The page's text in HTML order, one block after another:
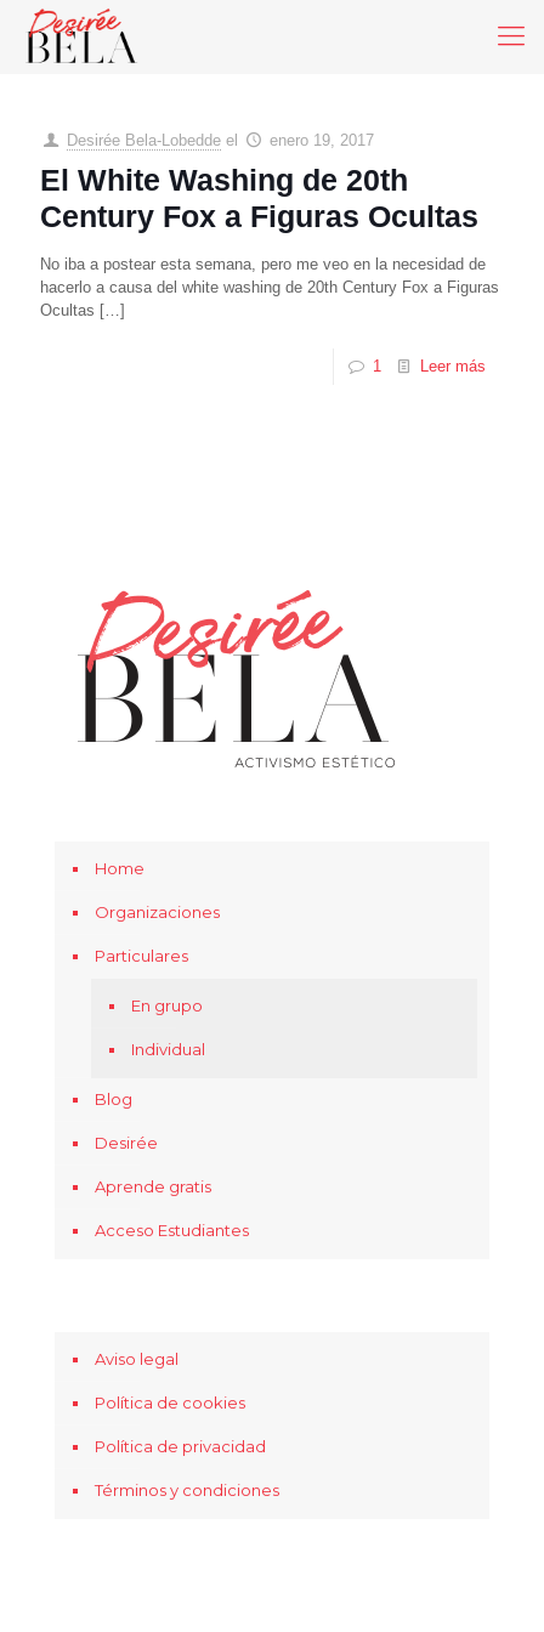
Desirée Bela-Lobedde el enero 19, 2017
El White Washing de 20th
Century Fox a Figuras Ocultas
No iba a postear esta semana, pero me veo en la necesidad de
hacerlo a causa del white washing de 20th Century Fox a Figuras
Ocultas […]
1 Leer más
Home
Organizaciones
Particulares
En grupo
Individual
Blog
Desirée
Aprende gratis
Acceso Estudiantes
Aviso legal
Política de cookies
Política de privacidad
Términos y condiciones